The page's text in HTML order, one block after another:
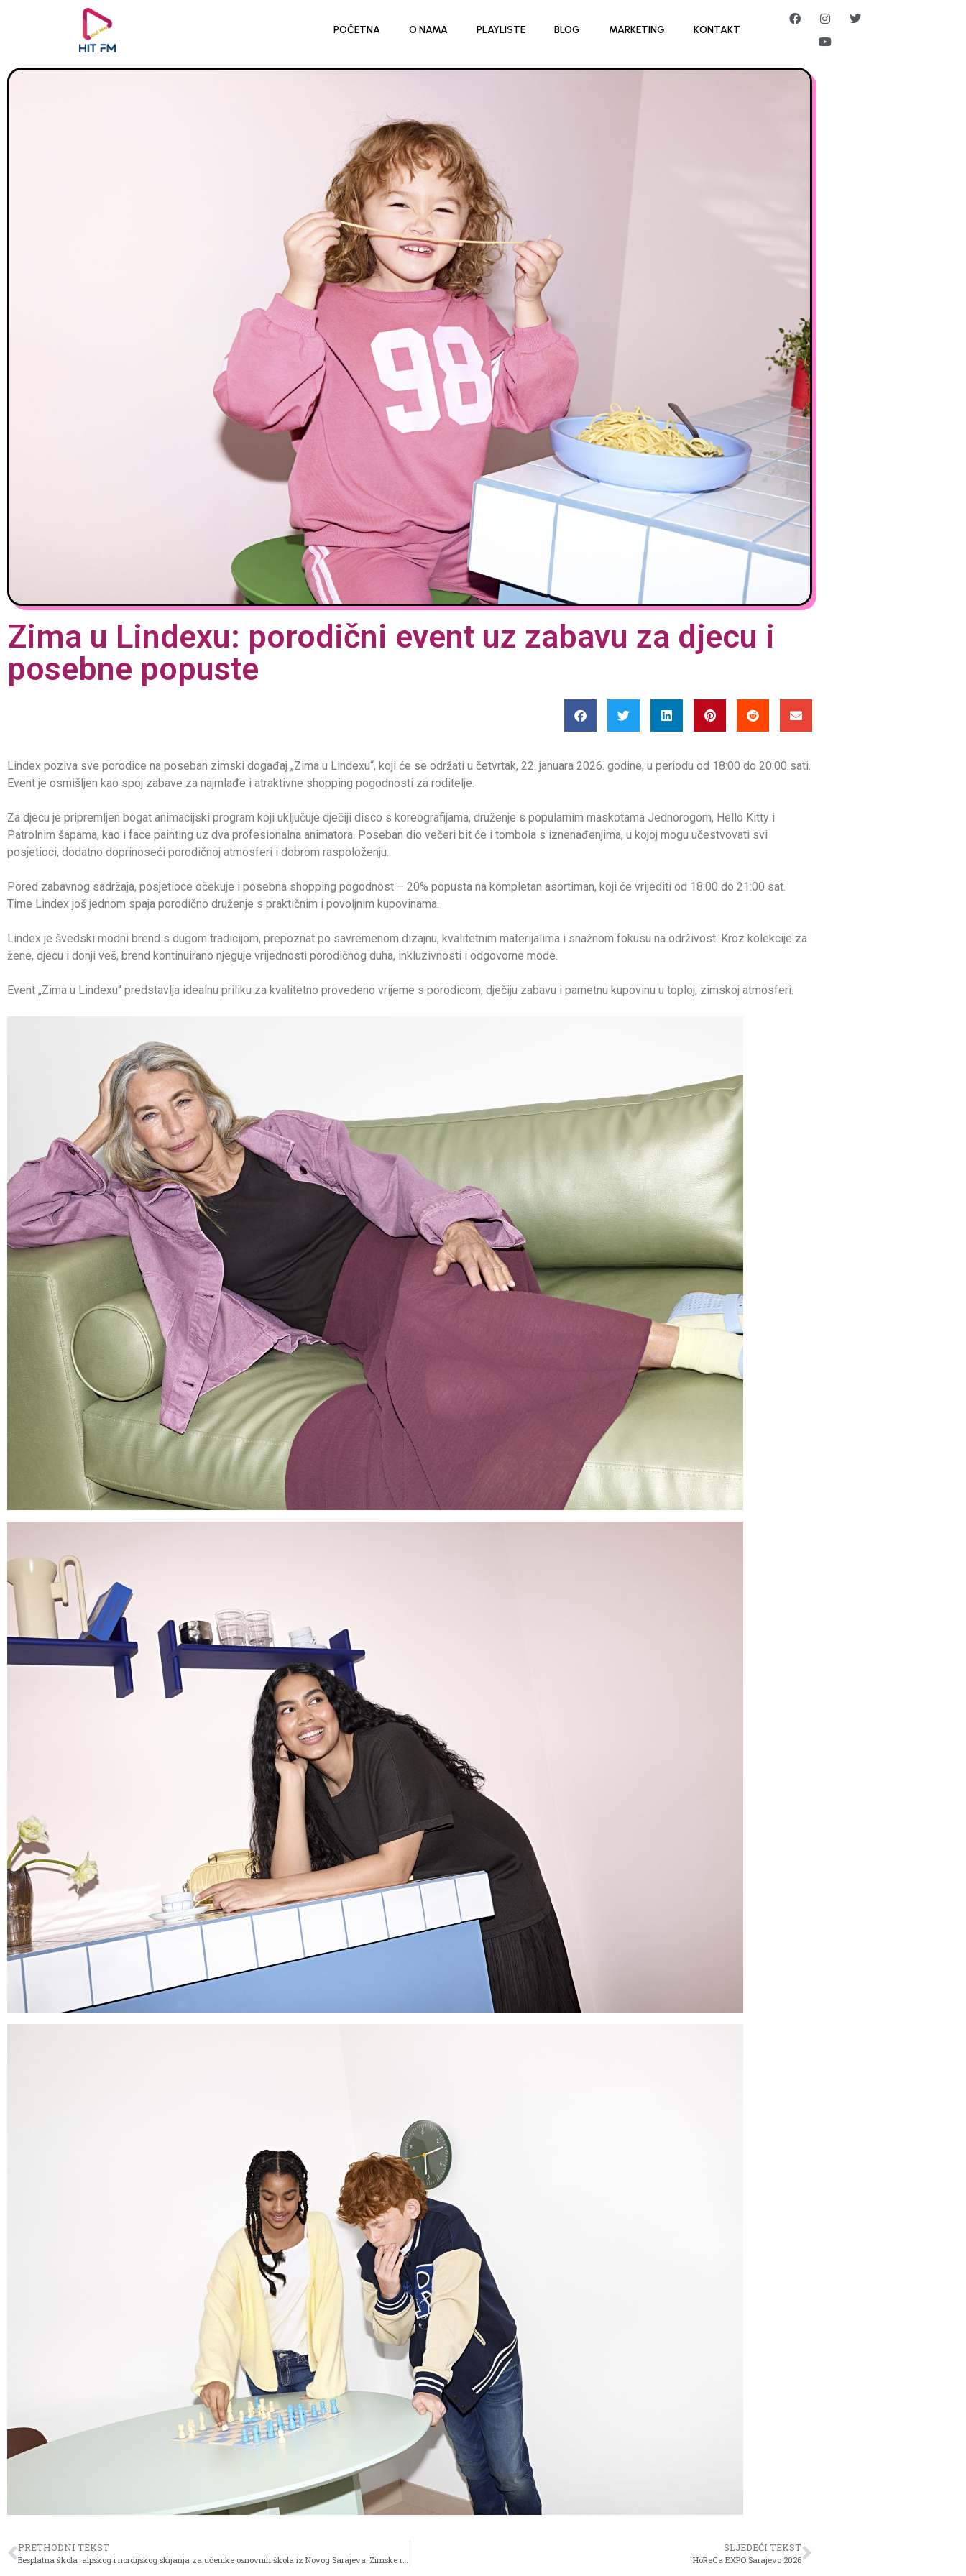
POČETNA O NAMA PLAYLISTE BLOG MARKETING KONTAKT
Zima u Lindexu: porodični event uz zabavu za djecu i
posebne popuste
Lindex poziva sve porodice na poseban zimski događaj „Zima u Lindexu“, koji će se održati u četvrtak, 22. januara 2026. godine, u periodu od 18:00 do 20:00 sati.
Event je osmišljen kao spoj zabave za najmlađe i atraktivne shopping pogodnosti za roditelje.
Za djecu je pripremljen bogat animacijski program koji uključuje dječiji disco s koreografijama, druženje s popularnim maskotama Jednorogom, Hello Kitty i
Patrolnim šapama, kao i face painting uz dva profesionalna animatora. Poseban dio večeri bit će i tombola s iznenađenjima, u kojoj mogu učestvovati svi
posjetioci, dodatno doprinoseći porodičnoj atmosferi i dobrom raspoloženju.
Pored zabavnog sadržaja, posjetioce očekuje i posebna shopping pogodnost – 20% popusta na kompletan asortiman, koji će vrijediti od 18:00 do 21:00 sat.
Time Lindex još jednom spaja porodično druženje s praktičnim i povoljnim kupovinama.
Lindex je švedski modni brend s dugom tradicijom, prepoznat po savremenom dizajnu, kvalitetnim materijalima i snažnom fokusu na održivost. Kroz kolekcije za
žene, djecu i donji veš, brend kontinuirano njeguje vrijednosti porodičnog duha, inkluzivnosti i odgovorne mode.
Event „Zima u Lindexu“ predstavlja idealnu priliku za kvalitetno provedeno vrijeme s porodicom, dječiju zabavu i pametnu kupovinu u toploj, zimskoj atmosferi.
PRETHODNI TEKST
Besplatna škola alpskog i nordijskog skijanja za učenike osnovnih škola iz Novog Sarajeva: Zimske radosti na raspustu
SLJEDEĆI TEKST
HoReCa EXPO Sarajevo 2026